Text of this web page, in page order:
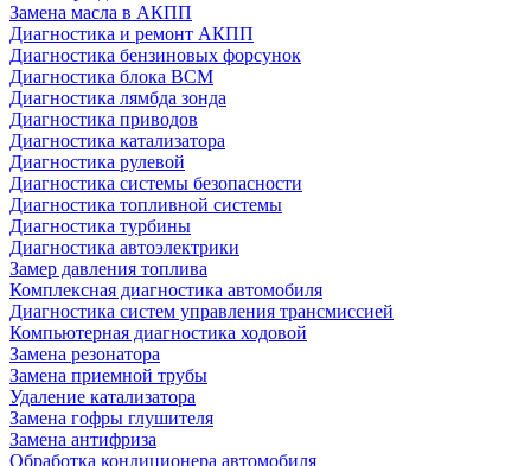
Замена масла в АКПП
Диагностика и ремонт АКПП
Диагностика бензиновых форсунок
Диагностика блока BCM
Диагностика лямбда зонда
Диагностика приводов
Диагностика катализатора
Диагностика рулевой
Диагностика системы безопасности
Диагностика топливной системы
Диагностика турбины
Диагностика автоэлектрики
Замер давления топлива
Комплексная диагностика автомобиля
Диагностика систем управления трансмиссией
Компьютерная диагностика ходовой
Замена резонатора
Замена приемной трубы
Удаление катализатора
Замена гофры глушителя
Замена антифриза
Обработка кондиционера автомобиля